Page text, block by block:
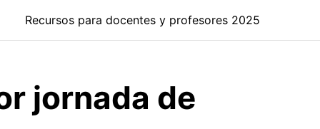
Recursos para docentes y profesores 2025
jornada de